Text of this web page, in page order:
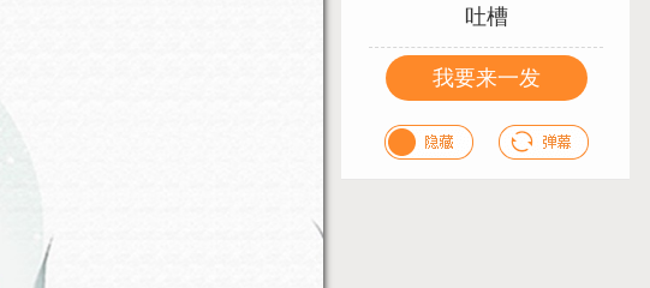
吐槽
我要来一发